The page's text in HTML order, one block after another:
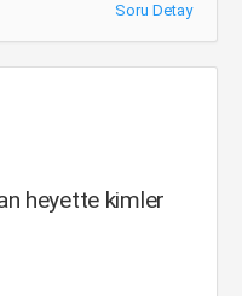
Soru Detay
heyette kimler